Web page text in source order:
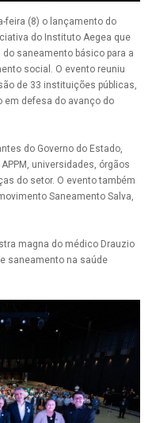
feira (8) o lançamento do
do Instituto Aegea que
saneamento básico para a
social. O evento reuniu
de 33 instituições públicas,
em defesa do avanço do
do Governo do Estado,
universidades, órgãos
do setor. O evento também
Saneamento Salva,
magna do médico Drauzio
saneamento na saúde